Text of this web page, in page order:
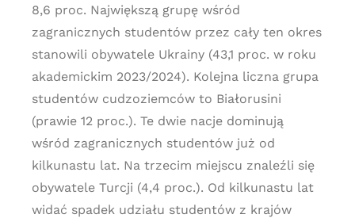
8,6 proc. Największą grupę wśród
zagranicznych studentów przez cały ten okres
stanowili obywatele Ukrainy (43,1 proc. w roku
akademickim 2023/2024). Kolejna liczna grupa
studentów cudzoziemców to Białorusini
(prawie 12 proc.). Te dwie nacje dominują
wśród zagranicznych studentów już od
kilkunastu lat. Na trzecim miejscu znaleźli się
obywatele Turcji (4,4 proc.). Od kilkunastu lat
widać spadek udziału studentów z krajów